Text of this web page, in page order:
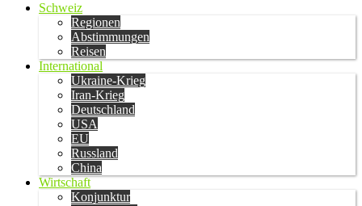
Schweiz
Regionen
Abstimmungen
Reisen
International
Ukraine-Krieg
Iran-Krieg
Deutschland
USA
EU
Russland
China
Wirtschaft
Konjunktur